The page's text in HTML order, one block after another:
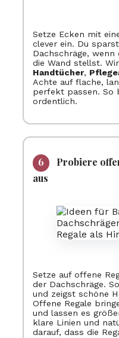
Setze Ecken mit
clever ein. Du
Dachschräge, wenn
die Wand stellst.
Handtücher,
Achte auf flache,
perfekt passen. So
ordentlich.
Probiere
aus
Setze auf offene
der Dachschräge.
und zeigst schöne
Offene Regale
und lassen es
klare Linien und
darauf, dass die